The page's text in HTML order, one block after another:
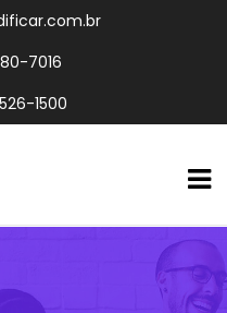
7016
1500